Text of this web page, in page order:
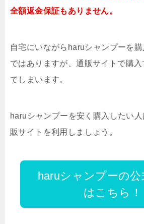
全額返金保証もありません。
自宅にいながらharuシャンプーを
ではありますが、通販サイトで購
てしまいます。
haruシャンプーを安く購入したい
販サイトを利用しましょう。
haruシャンプーの公
はこちら！